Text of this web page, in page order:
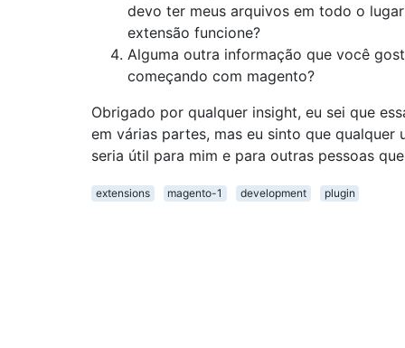
devo ter meus arquivos em todo o
extensão funcione?
Alguma outra informação que você
começando com magento?
Obrigado por qualquer insight, eu sei que
em várias partes, mas eu sinto que qualquer
seria útil para mim e para outras pessoas
extensions magento-1 development plugin